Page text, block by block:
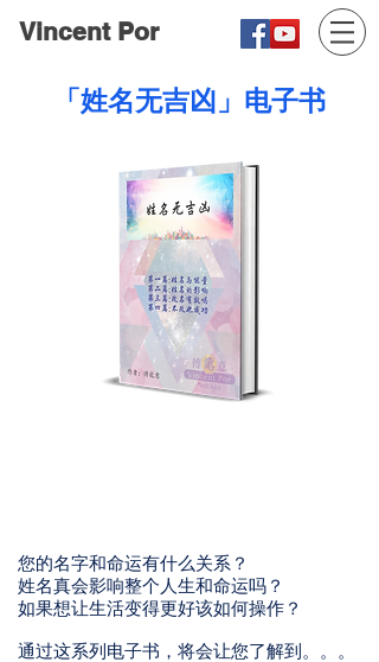
Vincent Por
「姓名无吉凶」电子书
您的名字和命运有什么关系？
姓名真会影响整个人生和命运吗？
如果想让生活变得更好该如何操作？
通过这系列电子书，将会让您了解到。。。